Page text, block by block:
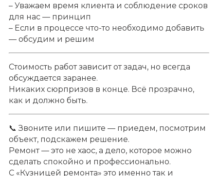
– Уважаем время клиента и соблюдение сроков
для нас — принцип
– Если в процессе что-то необходимо добавить
— обсудим и решим
Стоимость работ зависит от задач, но всегда
обсуждается заранее.
Никаких сюрпризов в конце. Всё прозрачно,
как и должно быть.
📞 Звоните или пишите — приедем, посмотрим
объект, подскажем решение.
Ремонт — это не хаос, а дело, которое можно
сделать спокойно и профессионально.
С «Кузницей ремонта» это именно так и